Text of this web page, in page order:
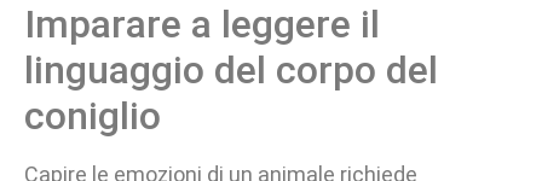
Imparare a leggere il
linguaggio del corpo del
coniglio
Capire le emozioni di un animale richiede